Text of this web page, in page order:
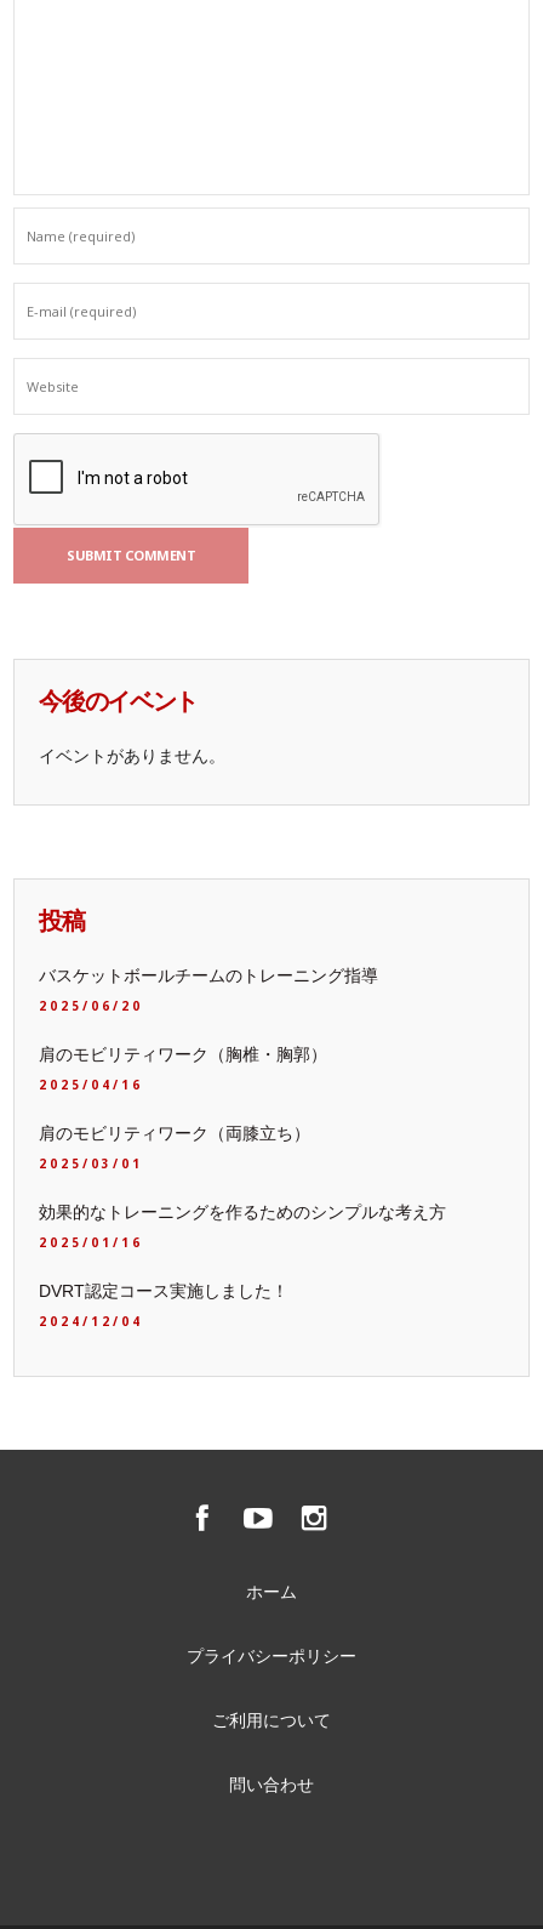
今後のイベント
イベントがありません。
投稿
バスケットボールチームのトレーニング指導
2025/06/20
肩のモビリティワーク（胸椎・胸郭）
2025/04/16
肩のモビリティワーク（両膝立ち）
2025/03/01
効果的なトレーニングを作るためのシンプルな考え方
2025/01/16
DVRT認定コース実施しました！
2024/12/04
ホーム
プライバシーポリシー
ご利用について
問い合わせ